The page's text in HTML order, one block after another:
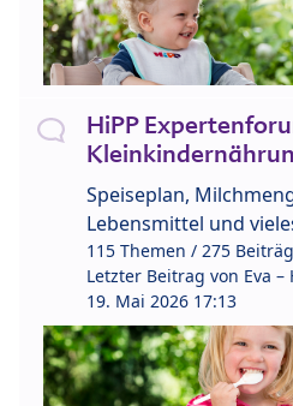
HiPP
Speiseplan,
Lebensmittel und
115 Themen / 275
Letzter Beitrag von Eva –
19. Mai 2026 17:13